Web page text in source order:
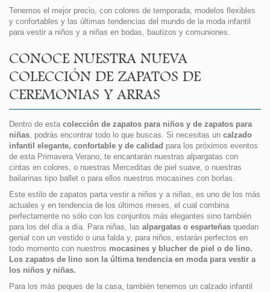
Tenemos el mejor precio, con colores de temporada, modelos flexibles
y confortables y las últimas tendencias del mundo de la moda infantil
para vestir a niños y a niñas en bodas, bautizos y comuniones.
CONOCE NUESTRA NUEVA
COLECCIÓN DE ZAPATOS DE
CEREMONIAS Y ARRAS
Dentro de esta colección de zapatos para niños y de zapatos para
niñas, podrás encontrar todo lo que buscas. Si necesitas un calzado
infantil elegante, confortable y de calidad para los próximos eventos
de esta Primavera Verano, te encantarán nuestras alpargatas con
cintas en colores, o nuestras Merceditas de piel suave, o nuestras
bailarinas tipo ballet o para ellos nuestros mocasines con borlas.
Este estilo de zapatos parta vestir a niños y a niñas, es uno de los más
actuales y en tendencia de los últimos meses, el cual combina
perfectamente no sólo con los conjuntos más elegantes sino también
para los del día a día. Para niñas, las alpargatas o esparteñas quedan
genial con un vestido o una falda y, para niños, estarán perfectos en
todo momento con nuestros mocasines y blucher de piel o de lino.
Los zapatos de lino son la última tendencia en moda para vestir a
los niños y niñas.
Para los más peques de la casa, también tenemos un calzado infantil